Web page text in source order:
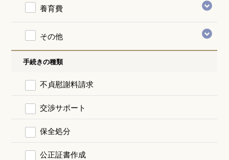
養育費
その他
手続きの種類
不貞慰謝料請求
交渉サポート
保全処分
公正証書作成